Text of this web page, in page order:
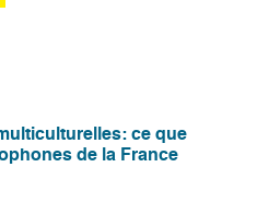
ce que
de la France